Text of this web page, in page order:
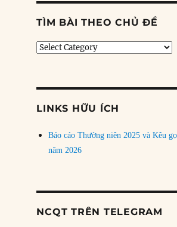
TÌM BÀI THEO CHỦ ĐỀ
Tìm
LINKS HỮU ÍCH
Báo cáo Thường niên 2025 và Kêu
năm 2026
NCQT TRÊN TELEGRAM